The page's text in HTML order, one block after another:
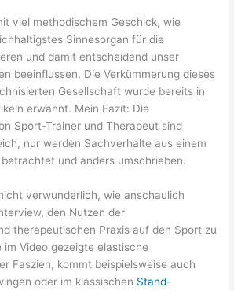
viel methodischem Geschick, wie
Sinnesorgan für die
und damit entscheidend unser
beeinflussen. Die Verkümmerung dieses
Gesellschaft wurde bereits in
erwähnt. Mein Fazit: Die
Sport-Trainer und Therapeut sind
nur werden Sachverhalte aus einem
und anders umschrieben.
verwunderlich, wie anschaulich
den Nutzen der
therapeutischen Praxis auf den Sport zu
Video gezeigte elastische
Faszien, kommt beispielsweise auch
oder im klassischen Stand-